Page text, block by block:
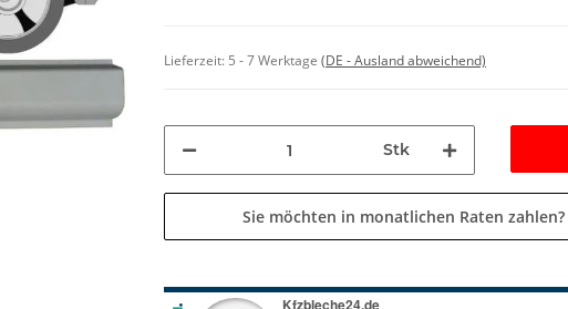
Lieferzeit: 5 - 7 Werktage (DE - Ausland abweichend)
Stk
Sie möchten in monatlichen Raten zahlen?